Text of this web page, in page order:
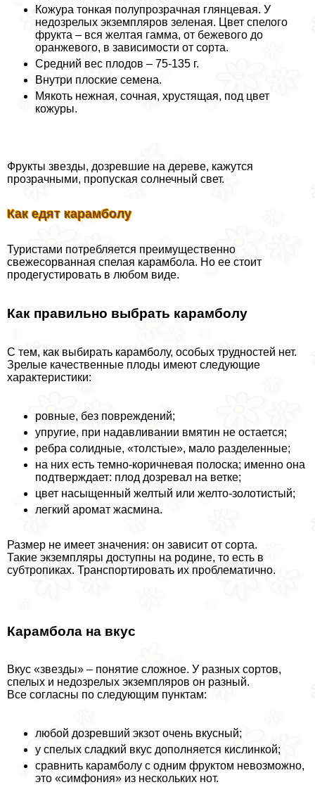
Кожура тонкая полупрозрачная глянцевая. У
недозрелых экземпляров зеленая. Цвет спелого
фрукта – вся желтая гамма, от бежевого до
оранжевого, в зависимости от сорта.
Средний вес плодов – 75-135 г.
Внутри плоские семена.
Мякоть нежная, сочная, хрустящая, под цвет
кожуры.
Фрукты звезды, дозревшие на дереве, кажутся
прозрачными, пропуская солнечный свет.
Как едят карамболу
Туристами потрeбляется преимущественно
свежесорванная спелая карамбола. Но ее стоит
продегустировать в любом виде.
Как правильно выбрать карамболу
С тем, как выбирать карамболу, особых трудностей нет.
Зрелые качественные плоды имеют следующие
хаpaктеристики:
ровные, без повреждений;
упругие, при надавливании вмятин не остается;
ребра солидные, «толстые», мало разделенные;
на них есть темно-коричневая полоска; именно она
подтверждает: плод дозревал на ветке;
цвет насыщенный желтый или желто-золотистый;
легкий аромат жасмина.
Размер не имеет значения: он зависит от сорта.
Такие экземпляры доступны на родине, то есть в
субтропиках. Транспортировать их проблематично.
Карамбола на вкус
Вкус «звезды» – понятие сложное. У разных сортов,
спелых и недозрелых экземпляров он разный.
Все согласны по следующим пунктам:
любой дозревший экзот очень вкусный;
у спелых сладкий вкус дополняется кислинкой;
сравнить карамболу с одним фруктом невозможно,
это «симфония» из нескольких нот.